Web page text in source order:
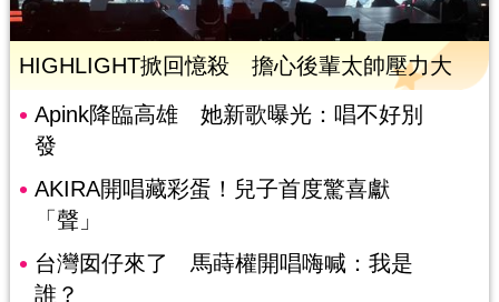
HIGHLIGHT掀回憶殺 擔心後輩太帥壓力大
Apink降臨高雄 她新歌曝光：唱不好別
發
AKIRA開唱藏彩蛋！兒子首度驚喜獻
「聲」
台灣囡仔來了 馬蒔權開唱嗨喊：我是
誰？